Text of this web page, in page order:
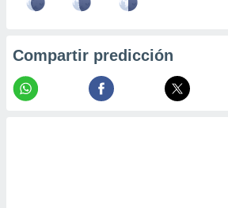
Compartir predicción